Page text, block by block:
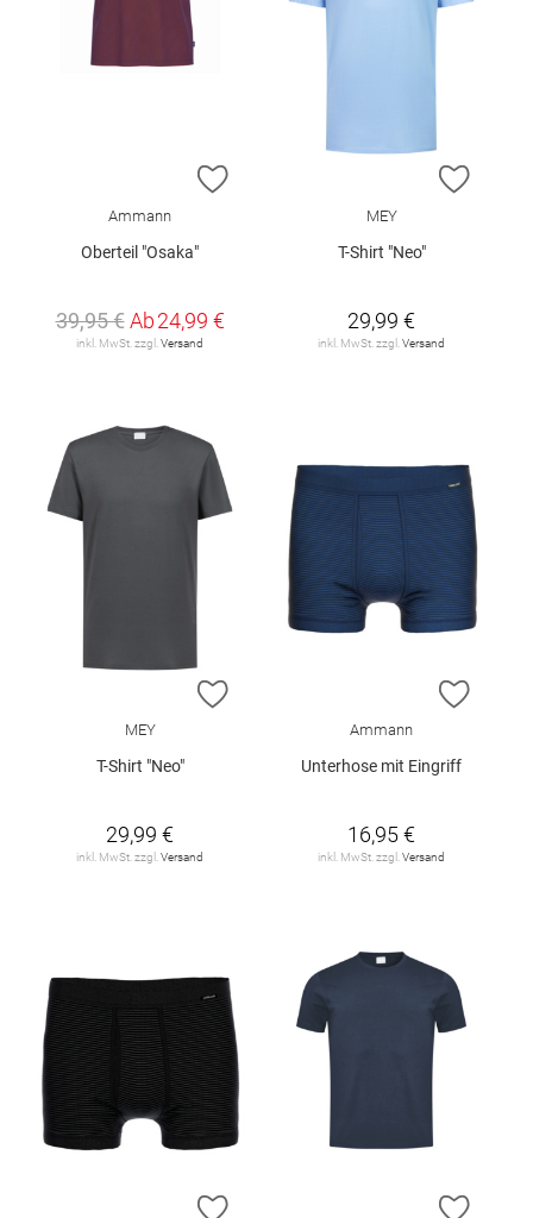
ZUR WUNSCHLISTE HINZUFÜGEN
Ammann
Oberteil "Osaka"
39,95 € Ab24,99 €
inkl. MwSt. zzgl. Versand
ZUR
MEY
T-Shirt "Neo"
29,99 €
inkl. MwSt. zzgl. Versand
ZUR WUNSCHLISTE HINZUFÜGEN
MEY
T-Shirt "Neo"
29,99 €
inkl. MwSt. zzgl.Versand
ZUR
Ammann
Unterhose mit Eingriff
16,95 €
inkl. MwSt. zzgl.Versand
ZUR WUNSCHLISTE HINZUFÜGEN
ZUR